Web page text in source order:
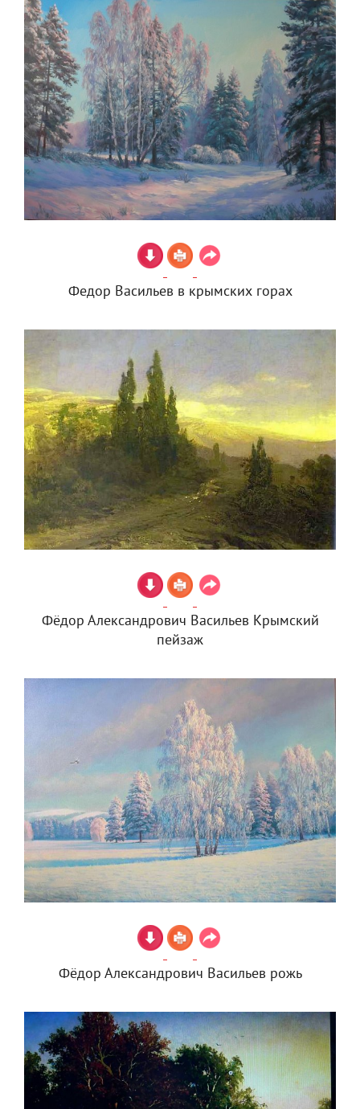
Федор Васильев в крымских горах
Фёдор Александрович Васильев Крымский
пейзаж
Фёдор Александрович Васильев рожь